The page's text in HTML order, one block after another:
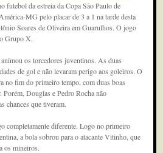
futebol da estreia da Copa São Paulo de
MG pelo placar de 3 a 1 na tarde desta
Soares de Oliveira em Guarulhos. O jogo
Grupo X.
os torcedores juventinos. As duas
de gol e não levaram perigo aos goleiros. O
no fim do primeiro tempo, com duas boas
Porém, Douglas e Pedro Rocha não
chances que tiveram.
completamente diferente. Logo no primeiro
a bola sobrou para o atacante Vitinho, que
os mineiros.